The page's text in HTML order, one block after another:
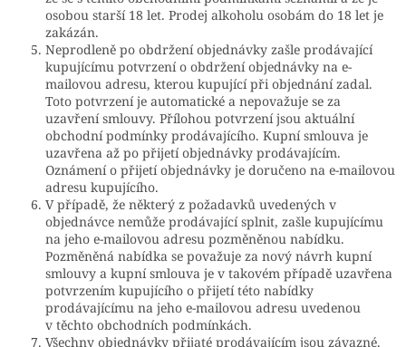
osobou starší 18 let. Prodej alkoholu osobám do 18 let je
zakázán.
Neprodleně po obdržení objednávky zašle prodávající
kupujícímu potvrzení o obdržení objednávky na e-
mailovou adresu, kterou kupující při objednání zadal.
Toto potvrzení je automatické a nepovažuje se za
uzavření smlouvy. Přílohou potvrzení jsou aktuální
obchodní podmínky prodávajícího. Kupní smlouva je
uzavřena až po přijetí objednávky prodávajícím.
Oznámení o přijetí objednávky je doručeno na e-mailovou
adresu kupujícího.
V případě, že některý z požadavků uvedených v
objednávce nemůže prodávající splnit, zašle kupujícímu
na jeho e-mailovou adresu pozměněnou nabídku.
Pozměněná nabídka se považuje za nový návrh kupní
smlouvy a kupní smlouva je v takovém případě uzavřena
potvrzením kupujícího o přijetí této nabídky
prodávajícímu na jeho e-mailovou adresu uvedenou
v těchto obchodních podmínkách.
Všechny objednávky přijaté prodávajícím jsou závazné.